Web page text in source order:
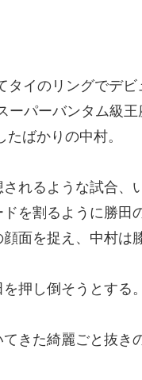
イのリングでデビ
パーバンタム級王
ばかりの中村。
れるような試合、
を割るように勝田
面を捉え、中村は
押し倒そうとする。
きた綺麗ごと抜き